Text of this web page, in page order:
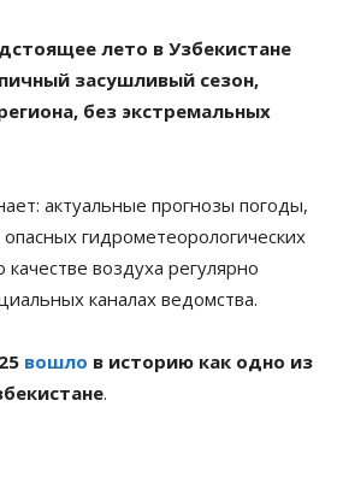
лето в Узбекистане
засушливый сезон,
без экстремальных
актуальные прогнозы погоды,
гидрометеорологических
воздуха регулярно
каналах ведомства.
вошло в историю как одно из
.